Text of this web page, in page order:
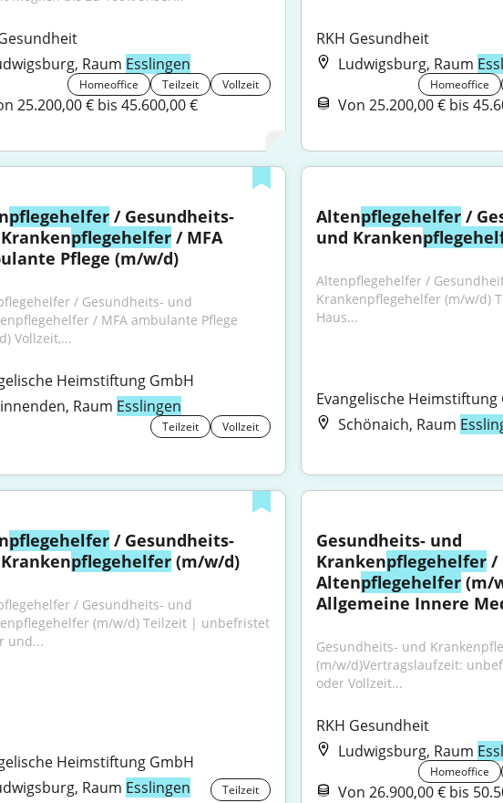
Raum Esslingen
Homeoffice Teilzeit Vollzeit
25.200,00 € bis 45.600,00 €
RKH Gesundheit
Ludwigsburg, Raum
Homeoffice
Von 25.200,00 € bis
pflegehelfer / Gesundheits-
pflegehelfer / MFA
Pflege (m/w/d)
/ Gesundheits- und
/ MFA ambulante Pflege
Vollzeit,...
Heimstiftung GmbH
Raum Esslingen
Teilzeit Vollzeit
Altenpflegehelfer /
und Kranken
Altenpflegehelfer /
Krankenpflegehelfer (m/w/d)
Haus...
Evangelische Heimstiftung
Schönaich, Raum
pflegehelfer / Gesundheits-
pflegehelfer (m/w/d)
/ Gesundheits- und
(m/w/d) Teilzeit | unbefristet
und...
Heimstiftung GmbH
Raum Esslingen Teilzeit
Gesundheits- und
Krankenpflegehelfer /
Altenpflegehelfer (m/
Allgemeine Innere
Gesundheits- und
(m/w/d)Vertragslaufzeit:
oder Vollzeit...
RKH Gesundheit
Ludwigsburg, Raum
Homeoffice
Von 26.900,00 € bis